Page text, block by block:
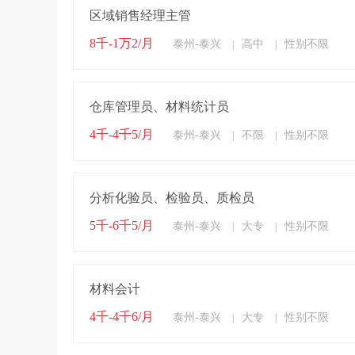
区域销售经理主管
8千-1万2/月 泰州-泰兴 高中 性别不限
仓库管理员、材料统计员
4千-4千5/月 泰州-泰兴 不限 性别不限
分析化验员、检验员、质检员
5千-6千5/月 泰州-泰兴 大专 性别不限
材料会计
4千-4千6/月 泰州-泰兴 大专 性别不限